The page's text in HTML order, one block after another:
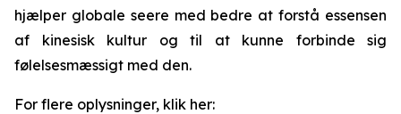
hjælper globale seere med bedre at forstå essensen
af kinesisk kultur og til at kunne forbinde sig
følelsesmæssigt med den.
For flere oplysninger, klik her: